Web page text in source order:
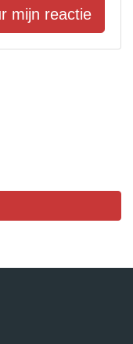
mijn reactie